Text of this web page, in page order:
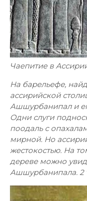
Чаепитие в
На барельефе,
ассирийской
Ашшурбанипал и
Одни слуги
поодаль с
мирной. Но
жестокостью. На
дереве можно
Ашшурбанипала. 2